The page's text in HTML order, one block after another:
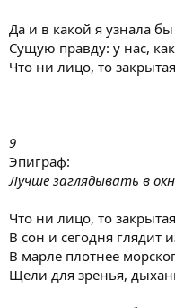
Да и в какой я узнала
Сущую правду: у нас,
Что ни лицо, то
9
Эпиграф:
Лучше заглядывать в
Что ни лицо, то
В сон и сегодня глядит
В марле плотнее
Щели для зренья,